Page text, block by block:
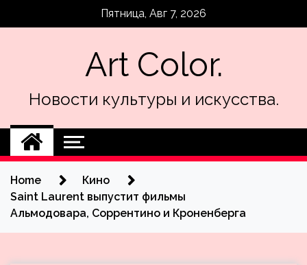
Пятница, Авг 7, 2026
Art Color.
Новости культуры и искусства.
Home
Кино
Saint Laurent выпустит фильмы
Альмодовара, Соррентино и Кроненберга